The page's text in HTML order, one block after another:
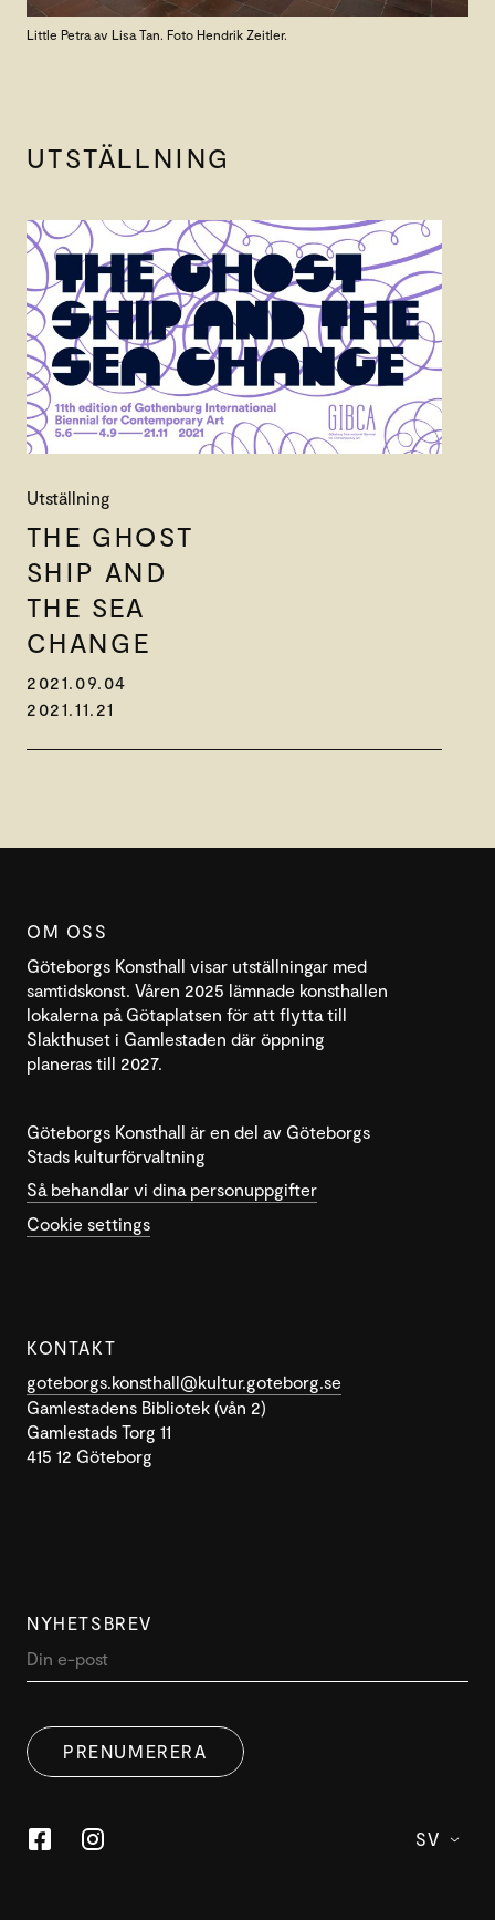
Little Petra av Lisa Tan. Foto Hendrik Zeitler.
UTSTÄLLNING
Utställning
THE GHOST
SHIP AND
THE SEA
CHANGE
2021.09.04
2021.11.21
OM OSS
Göteborgs Konsthall visar utställningar med
samtidskonst. Våren 2025 lämnade konsthallen
lokalerna på Götaplatsen för att flytta till
Slakthuset i Gamlestaden där öppning
planeras till 2027.
Göteborgs Konsthall är en del av Göteborgs
Stads kulturförvaltning
Så behandlar vi dina personuppgifter
Cookie settings
KONTAKT
goteborgs.konsthall@kultur.goteborg.se
Gamlestadens Bibliotek (vån 2)
Gamlestads Torg 11
415 12 Göteborg
NYHETSBREV
PRENUMERERA
SV
COOKIES
webbplats samtycker du till alla cookies i enlighet med
vår cookiepolicy.